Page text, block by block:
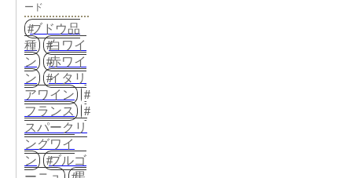
ード
ブドウ品
種
白ワイ
ン
赤ワイ
ン
イタリ
アワイン
フランス
スパークリ
ングワイ
ン
ブルゴ